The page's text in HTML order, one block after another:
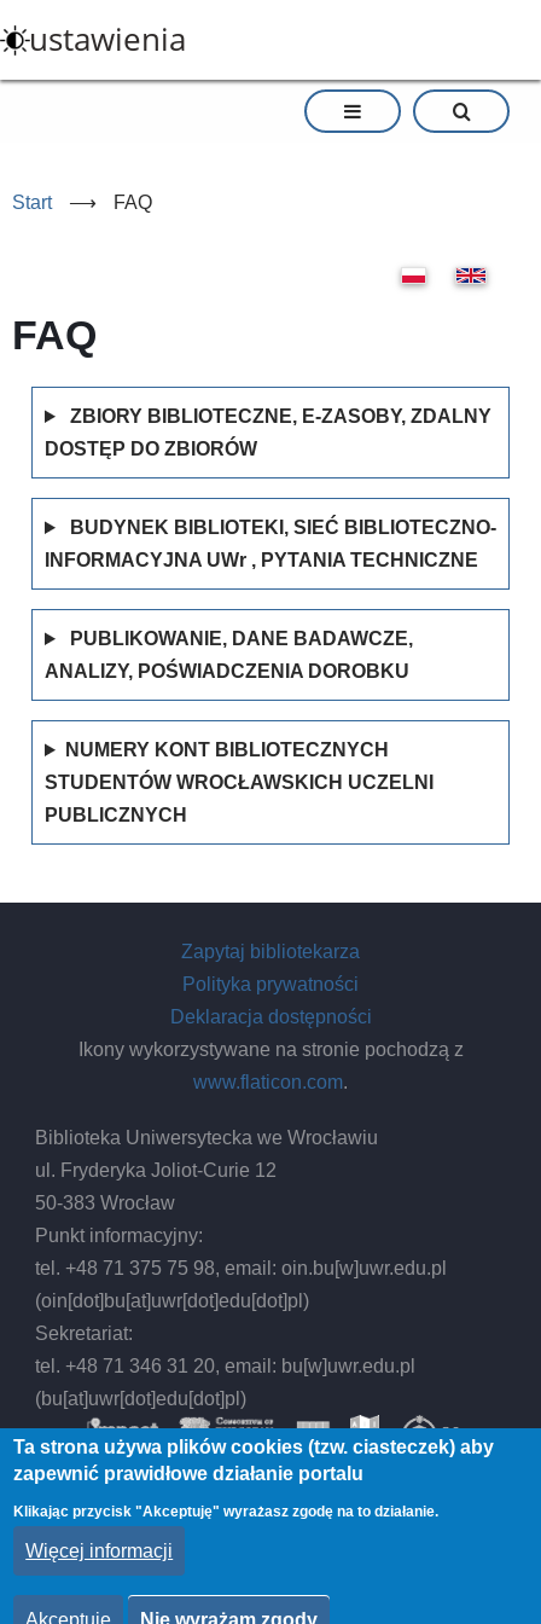
do
treści
ustawienia
Start ⟶ FAQ
FAQ
ZBIORY BIBLIOTECZNE, E-ZASOBY, ZDALNY
DOSTĘP DO ZBIORÓW
BUDYNEK BIBLIOTEKI, SIEĆ BIBLIOTECZNO-
INFORMACYJNA UWr , PYTANIA TECHNICZNE
PUBLIKOWANIE, DANE BADAWCZE,
ANALIZY, POŚWIADCZENIA DOROBKU
NUMERY KONT BIBLIOTECZNYCH
STUDENTÓW WROCŁAWSKICH UCZELNI
PUBLICZNYCH
Zapytaj bibliotekarza
Polityka prywatności
Deklaracja dostępności
Ikony wykorzystywane na stronie pochodzą z
www.flaticon.com.
Biblioteka Uniwersytecka we Wrocławiu
ul. Fryderyka Joliot-Curie 12
50-383 Wrocław
Punkt informacyjny:
tel. +48 71 375 75 98, email:oin.bu[w]uwr.edu.pl
(oin[dot]bu[at]uwr[dot]edu[dot]pl)
Sekretariat:
tel. +48 71 346 31 20, email: bu[w]uwr.edu.pl
(bu[at]uwr[dot]edu[dot]pl)
© 2026 Biblioteka Uniwersytecka we Wrocławiu,
All rights reserved.
Ta strona używa plików cookies (tzw. ciasteczek) aby
zapewnić prawidłowe działanie portalu
Klikając przycisk "Akceptuję" wyrażasz zgodę na to działanie.
Więcej informacji
Akceptuję Nie wyrażam zgody